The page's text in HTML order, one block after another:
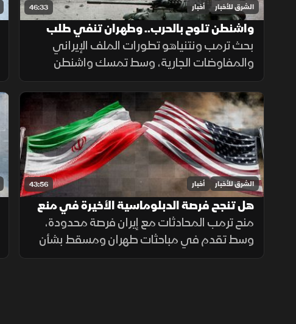
46:33 الشرق للأخبار أخبار
واشنطن تلوح بالحرب.. وطهران تنفي طلب
التفاوض
بحث ترمب ونتنياهو تطورات الملف الإيراني
والمفاوضات الجارية، وسط تمسك واشنطن
بالحل الدبلوماسي مع الإبقاء على خيار التصعيد
إذا لم تُفضِ المحادثات إلى اتفاق.
43:56 الشرق للأخبار أخبار
هل تنجح فرصة الدبلوماسية الأخيرة في منع
حرب أوسع مع إيران؟
منح ترمب المحادثات مع إيران فرصة محدودة،
وسط تقدم في مباحثات طهران ومسقط بشأن
هرمز، بالتزامن مع تصعيد إسرائيلي في لبنان